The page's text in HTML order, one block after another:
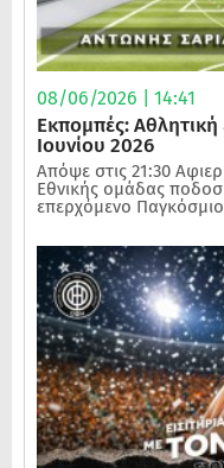
08/06/2026 | 14:41
Εκπομπές:
Ιουνίου 2026
Απόψε στις 21:30
Εθνικής ομάδας
επερχόμενο